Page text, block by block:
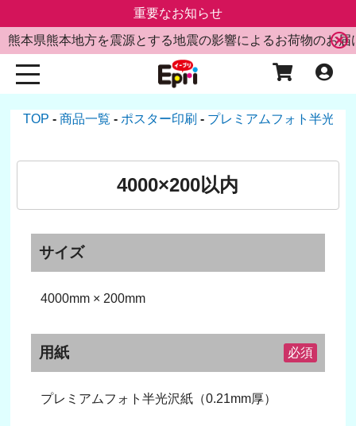
重要なお知らせ
熊本県熊本地方を震源とする地震の影響によるお荷物のお届
TOP 商品一覧 ポスター印刷 プレミアムフォト半光沢
4000×200以内
サイズ
4000mm × 200mm
用紙 必須
プレミアムフォト半光沢紙（0.21mm厚）